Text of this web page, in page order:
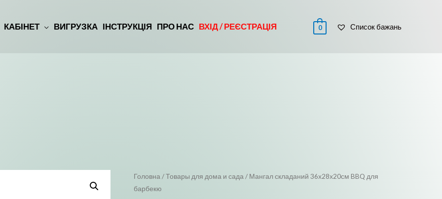
КАБІНЕТ ВИГРУЗКА ІНСТРУКЦІЯ ПРО НАС ВХІД / РЕЄСТРАЦІЯ 0 Список бажань
Головна /Товары для дома и сада / Мангал складаний 36х28х20см BBQ для
барбекю